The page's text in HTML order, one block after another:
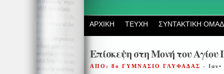
ΑΡΧΙΚΗ ΤΕΥΧΗ ΣΥΝΤΑΚΤΙΚΗ
Επίσκεψη στη Μονή του
ΑΠΟ: 8ο ΓΥΜΝΑΣΙΟ ΓΛΥΦΑΔΑΣ - Ιαν•